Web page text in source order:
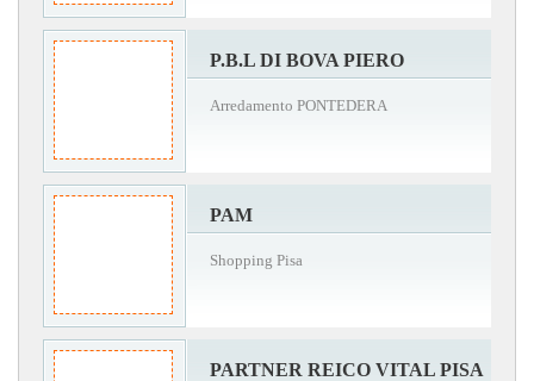
P.B.L DI BOVA PIERO
Arredamento PONTEDERA
PAM
Shopping Pisa
PARTNER REICO VITAL PISA